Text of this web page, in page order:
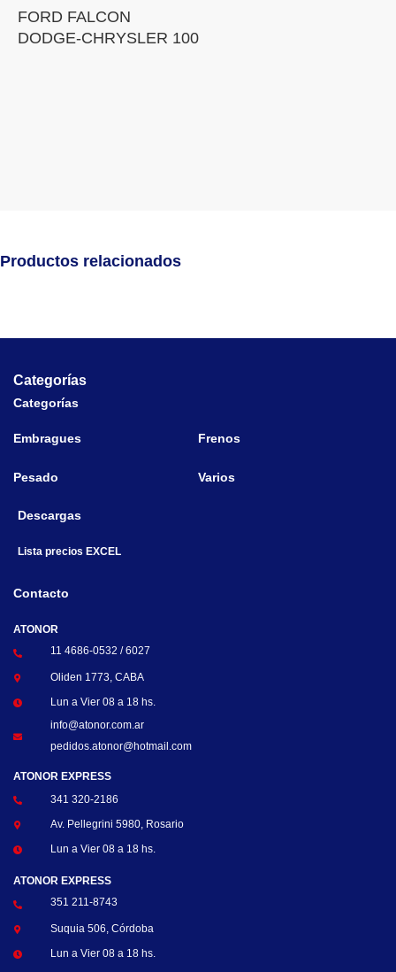
FORD FALCON
DODGE-CHRYSLER 100
Productos relacionados
Categorías
Categorías
Embragues Frenos
Pesado Varios
Descargas
Lista precios EXCEL
Contacto
ATONOR
11 4686-0532 / 6027
Oliden 1773, CABA
Lun a Vier 08 a 18 hs.
info@atonor.com.ar
pedidos.atonor@hotmail.com
ATONOR EXPRESS
341 320-2186
Av. Pellegrini 5980, Rosario
Lun a Vier 08 a 18 hs.
ATONOR EXPRESS
351 211-8743
Suquia 506, Córdoba
Lun a Vier 08 a 18 hs.